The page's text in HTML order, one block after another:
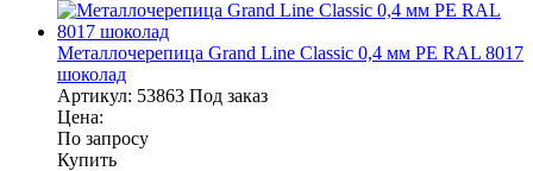
Металлочерепица Grand Line Classic 0,4 мм PE RAL 8017
шоколад
Артикул: 53863 Под заказ
Цена:
По запросу
Купить